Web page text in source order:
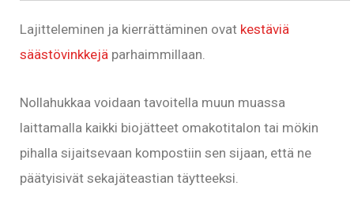
Lajitteleminen ja kierrättäminen ovat kestäviä
säästövinkkejä parhaimmillaan.
Nollahukkaa voidaan tavoitella muun muassa
laittamalla kaikki biojätteet omakotitalon tai mökin
pihalla sijaitsevaan kompostiin sen sijaan, että ne
päätyisivät sekajäteastian täytteeksi.